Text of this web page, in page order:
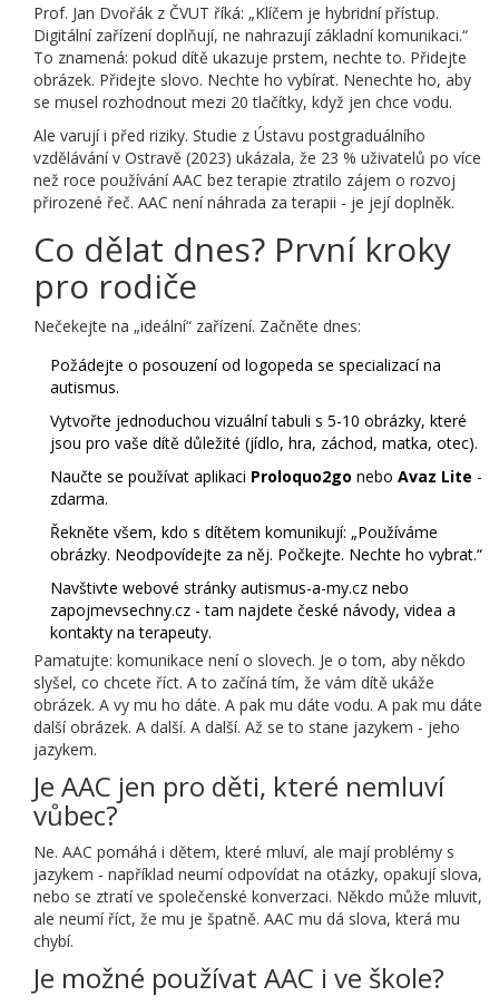
Prof. Jan Dvořák z ČVUT říká: „Klíčem je hybridní přístup.
Digitální zařízení doplňují, ne nahrazují základní komunikaci.“
To znamená: pokud dítě ukazuje prstem, nechte to. Přidejte
obrázek. Přidejte slovo. Nechte ho vybírat. Nenechte ho, aby
se musel rozhodnout mezi 20 tlačítky, když jen chce vodu.
Ale varují i před riziky. Studie z Ústavu postgraduálního
vzdělávání v Ostravě (2023) ukázala, že 23 % uživatelů po více
než roce používání AAC bez terapie ztratilo zájem o rozvoj
přirozené řeč. AAC není náhrada za terapii - je její doplněk.
Co dělat dnes? První kroky
pro rodiče
Nečekejte na „ideální“ zařízení. Začněte dnes:
Požádejte o posouzení od logopeda se specializací na
autismus.
Vytvořte jednoduchou vizuální tabuli s 5-10 obrázky, které
jsou pro vaše dítě důležité (jídlo, hra, záchod, matka, otec).
Naučte se používat aplikaci Proloquo2go nebo Avaz Lite -
zdarma.
Řekněte všem, kdo s dítětem komunikují: „Používáme
obrázky. Neodpovídejte za něj. Počkejte. Nechte ho vybrat.“
Navštivte webové stránky autismus-a-my.cz nebo
zapojmevsechny.cz - tam najdete české návody, videa a
kontakty na terapeuty.
Pamatujte: komunikace není o slovech. Je o tom, aby někdo
slyšel, co chcete říct. A to začíná tím, že vám dítě ukáže
obrázek. A vy mu ho dáte. A pak mu dáte vodu. A pak mu dáte
další obrázek. A další. A další. Až se to stane jazykem - jeho
jazykem.
Je AAC jen pro děti, které nemluví
vůbec?
Ne. AAC pomáhá i dětem, které mluví, ale mají problémy s
jazykem - například neumí odpovídat na otázky, opakují slova,
nebo se ztratí ve společenské konverzaci. Někdo může mluvit,
ale neumí říct, že mu je špatně. AAC mu dá slova, která mu
chybí.
Je možné používat AAC i ve škole?